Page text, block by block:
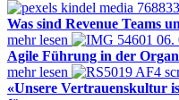
Was sind Revenue Teams
mehr lesen
06.
Agile Führung in der
mehr lesen
«Unsere Vertrauenskultur